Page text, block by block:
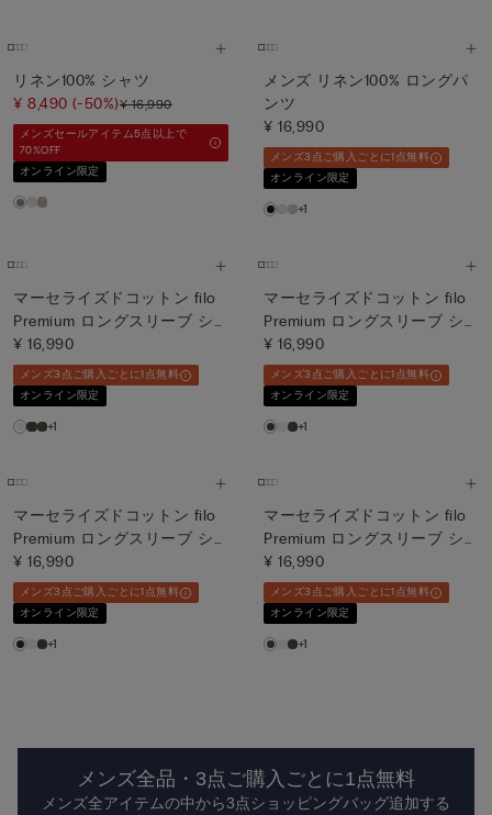
リネン100% シャツ
¥ 8,490(-50%)¥ 16,990
メンズセールアイテム5点以上で
70%OFF
オンライン限定
メンズ リネン100% ロングパ
ンツ
¥ 16,990
メンズ3点ご購入ごとに1点無料
オンライン限定
+1
マーセライズドコットン filo
Premium ロングスリーブ シ
ャツ
¥ 16,990
メンズ3点ご購入ごとに1点無料
オンライン限定
+1
マーセライズドコットン filo
Premium ロングスリーブ シ
ャツ
¥ 16,990
メンズ3点ご購入ごとに1点無料
オンライン限定
+1
マーセライズドコットン filo
Premium ロングスリーブ シ
ャツ
¥ 16,990
メンズ3点ご購入ごとに1点無料
オンライン限定
+1
マーセライズドコットン filo
Premium ロングスリーブ シ
ャツ
¥ 16,990
メンズ3点ご購入ごとに1点無料
オンライン限定
+1
メンズ全品・3点ご購入ごとに1点無料
メンズ全アイテムの中から3点ショッピングバッグ追加する